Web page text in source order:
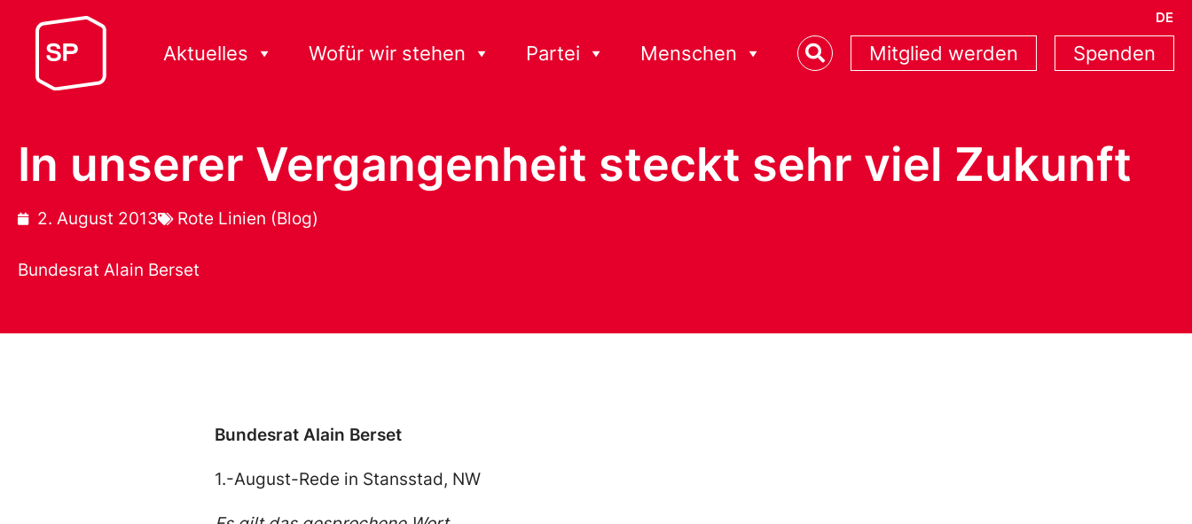
DE
Aktuelles Wofür wir stehen Partei Menschen Mitglied werden Spenden
In unserer Vergangenheit steckt sehr viel Zukunft
2. August 2013 Rote Linien (Blog)
Bundesrat Alain Berset
Bundesrat Alain Berset
1.-August-Rede in Stansstad, NW